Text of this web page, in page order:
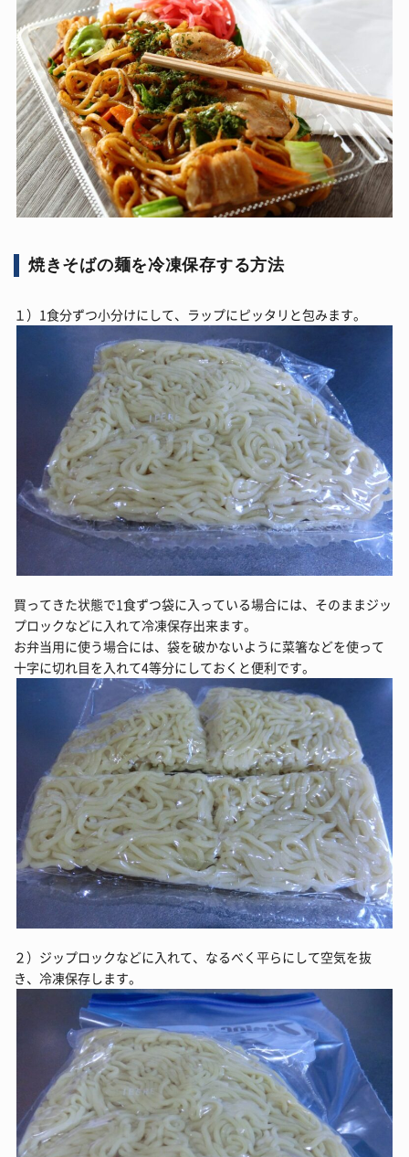
焼きそばの麺を冷凍保存する方法
１）1食分ずつ小分けにして、ラップにピッタリと包みます。
買ってきた状態で1食ずつ袋に入っている場合には、そのままジッ
プロックなどに入れて冷凍保存出来ます。
お弁当用に使う場合には、袋を破かないように菜箸などを使って
十字に切れ目を入れて4等分にしておくと便利です。
２）ジップロックなどに入れて、なるべく平らにして空気を抜
き、冷凍保存します。